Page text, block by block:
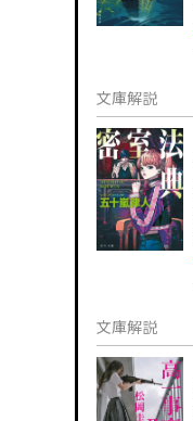
文庫解説
文庫解説